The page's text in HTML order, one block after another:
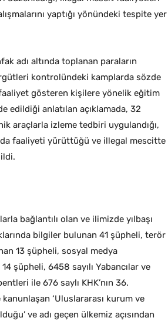
yaptığı yönündeki tespite yer
adı altında toplanan paraların
kontrolündeki kamplarda sözde
gösteren kişilere yönelik eğitim
edildiği anlatılan açıklamada, 32
araçlarla izleme tedbiri uygulandığı,
faaliyeti yürüttüğü ve illegal mescitte
bağlantılı olan ve ilimizde yılbaşı
bilgiler bulunan 41 şüpheli, terör
13 şüpheli, sosyal medya
şüpheli, 6458 sayılı Yabancılar ve
ile 676 saylı KHK’nın 36.
‘Uluslararası kurum ve
ve adı geçen ülkemiz açısından